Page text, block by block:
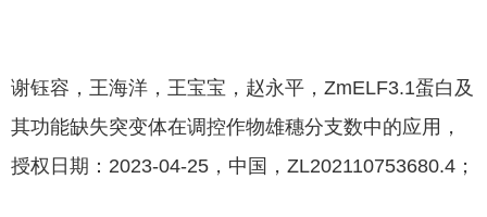
谢钰容，王海洋，王宝宝，赵永平，ZmELF3.1蛋白及
其功能缺失突变体在调控作物雄穗分支数中的应用，
授权日期：2023-04-25 ，中国，ZL202110753680.4；